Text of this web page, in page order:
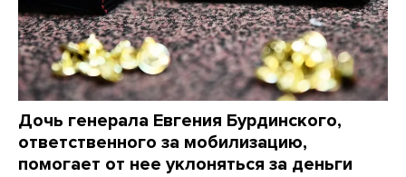
Дочь генерала Евгения Бурдинского,
ответственного за мобилизацию,
помогает от нее уклоняться за деньги